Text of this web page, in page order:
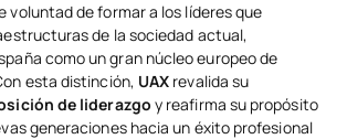
voluntad de formar a los líderes que
de la sociedad actual,
como un gran núcleo europeo de
esta distinción, UAX revalida su
de liderazgo y reafirma su propósito
generaciones hacia un éxito profesional